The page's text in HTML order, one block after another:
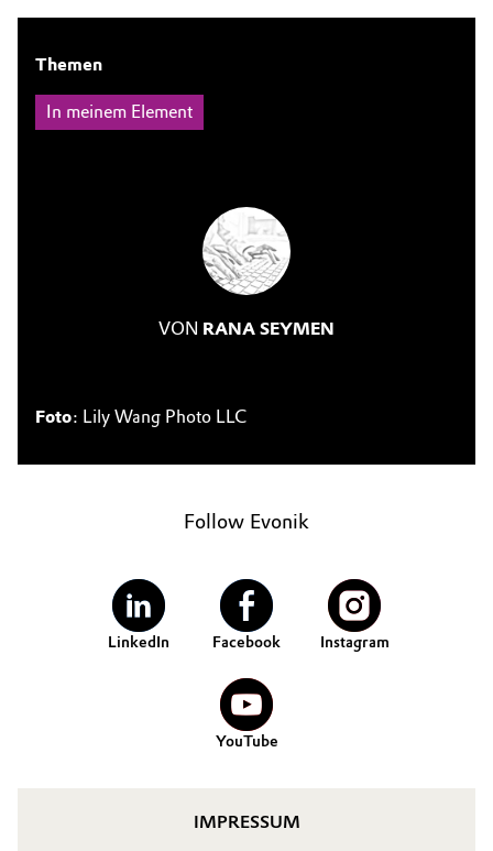
Themen
In meinem Element
VON RANA SEYMEN
Foto: Lily Wang Photo LLC
Follow Evonik
LinkedIn Facebook Instagram
YouTube
IMPRESSUM